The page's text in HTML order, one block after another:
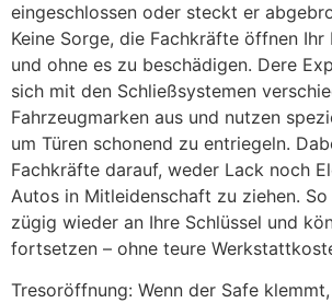
eingeschlossen oder steckt er
Keine Sorge, die Fachkräfte öffnen Ihr
und ohne es zu beschädigen. Dere
sich mit den Schließsystemen
Fahrzeugmarken aus und nutzen
um Türen schonend zu entriegeln.
Fachkräfte darauf, weder Lack noch
Autos in Mitleidenschaft zu ziehen. So
zügig wieder an Ihre Schlüssel und
fortsetzen – ohne teure
Tresoröffnung: Wenn der Safe